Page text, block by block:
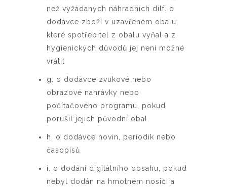
než vyžádaných náhradních dílf. o
dodávce zboží v uzavřeném obalu,
které spotřebitel z obalu vyňal a z
hygienických důvodů jej není možné
vrátit
g. o dodávce zvukové nebo
obrazové nahrávky nebo
počítačového programu, pokud
porušil jejich původní obal
h. o dodávce novin, periodik nebo
časopisů
i. o dodání digitálního obsahu, pokud
nebyl dodán na hmotném nosiči a